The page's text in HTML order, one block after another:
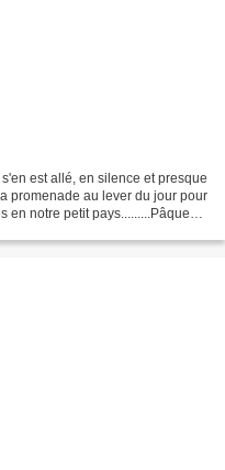
est allé, en silence et presque
promenade au lever du jour pour
en notre petit pays.........Pâques